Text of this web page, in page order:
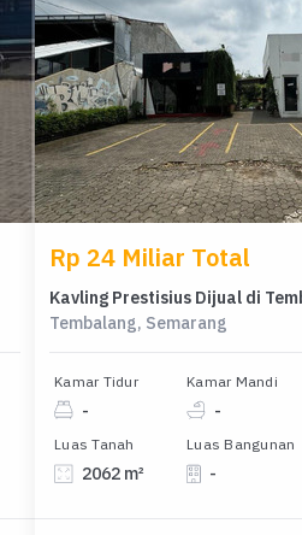
Rp 24 Miliar Total
Tembalang, Semarang
Kamar Tidur
-
Kamar Mandi
-
Luas Tanah
2062 m²
Luas Bangunan
-